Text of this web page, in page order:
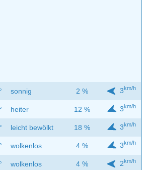
sonnig 2 % 3km/h
heiter 12 % 3km/h
leicht bewölkt 18 % 3km/h
wolkenlos 4 % 3km/h
wolkenlos 4 % 2km/h